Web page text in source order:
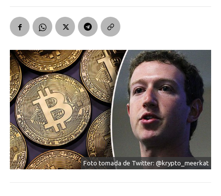
Foto tomada de Twitter: @krypto_meerkat